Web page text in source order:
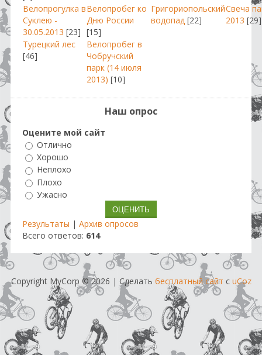
Велопрогулка в
Суклею -
30.05.2013 [23]
Велопробег ко
Дню России
[15]
Григориопольский
водопад [22]
Свеча
2013 [29]
Турецкий лес
[46]
Велопробег в
Чобручский
парк (14 июля
2013) [10]
Наш опрос
Оцените мой сайт
Отлично
Хорошо
Неплохо
Плохо
Ужасно
Результаты | Архив опросов
Всего ответов: 614
Copyright MyCorp © 2026 | Сделать бесплатный сайт с uCoz